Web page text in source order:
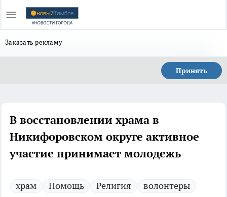
Заказать рекламу
Принять
В восстановлении храма в
Никифоровском округе активное
участие принимает молодежь
храм Помощь Религия волонтеры